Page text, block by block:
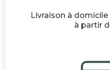
Livraison à
à partir